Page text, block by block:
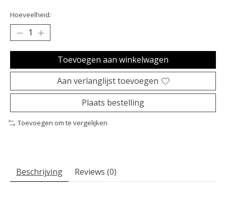
Hoeveelheid:
Toevoegen aan winkelwagen
Aan verlanglijst toevoegen
Plaats bestelling
Toevoegen om te vergelijken
Beschrijving Reviews (0)